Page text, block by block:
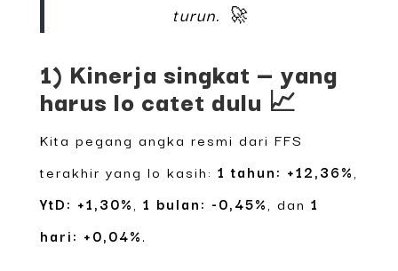
turun. 🚀
1) Kinerja singkat — yang
harus lo catet dulu 📈
Kita pegang angka resmi dari FFS
terakhir yang lo kasih: 1 tahun: +12,36%
YtD: +1,30% 1 bulan: -0,45% , dan 1
hari: +0,04%.